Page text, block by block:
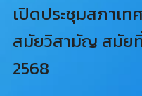
เปิดประชุมสภาเ
สมัยวิสามัญ สมัยที่
2568